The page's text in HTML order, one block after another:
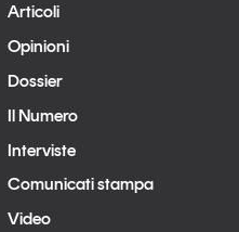
Articoli
Opinioni
Dossier
Il Numero
Interviste
Comunicati stampa
Video